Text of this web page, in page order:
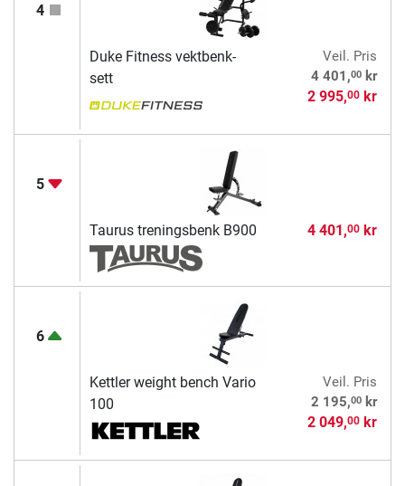
4
Duke Fitness vektbenk-
sett
Veil. Pris
4 401,00kr
2 995,00kr
5
Taurus treningsbenk B900 4 401,00kr
6
Kettler weight bench Vario
100
Veil. Pris
2 195,00kr
2 049,00kr